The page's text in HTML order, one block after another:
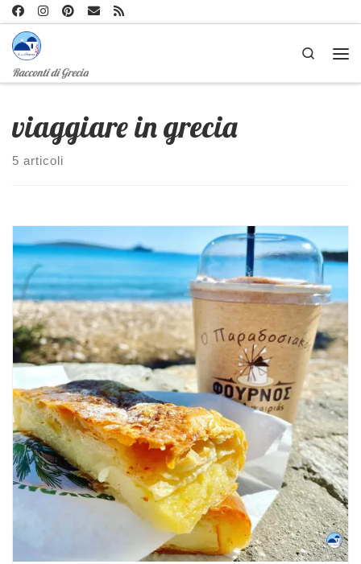
Passa al contenuto
Racconti di Grecia
Search
viaggiare in grecia
5 articoli